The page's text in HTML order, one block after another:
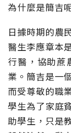
為什麼是簡吉
日據時期的農
醫生李應章本
行醫，協助蔗
業。簡吉是一
而受尊敬的職
學生為了家庭
助學生，只是